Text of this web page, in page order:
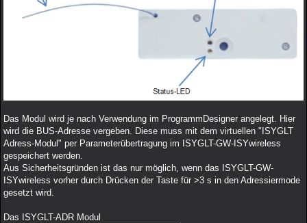
Das Modul wird je nach Verwendung im ProgrammDesigner angelegt. Hier
wird die BUS-Adresse vergeben. Diese muss mit dem virtuellen "ISYGLT
Adress-Modul" per Parameterübertragung im ISYGLT-GW-ISYwireless
gespeichert werden.
Aus Sicherheitsgründen ist das nur möglich, wenn das ISYGLT-GW-
ISYwireless vorher durch Drücken der Taste für >3 s in den Adressiermode
gesetzt wird.
Das ISYGLT-ADR Modul